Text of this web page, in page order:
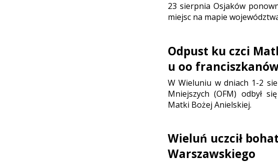
23 sierpnia Osjaków
miejsc na mapie
Odpust ku czci
u oo
W Wieluniu w dniach 1-2
Mniejszych (OFM) odbył
Matki Bożej Anielskiej.
Wieluń uczcił
Warszawskiego